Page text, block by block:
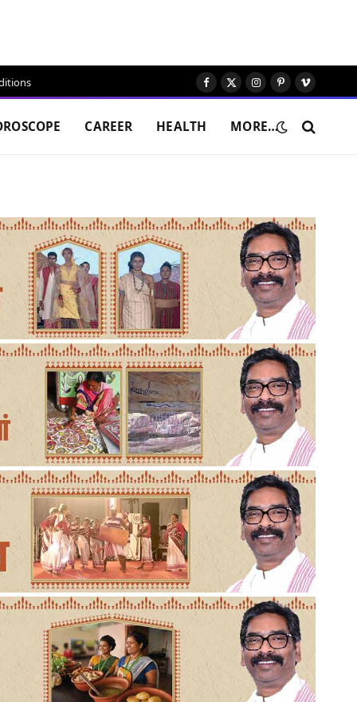
Facebook
X
Instagram
Pinterest
Vimeo
CAREER HEALTH MORE…